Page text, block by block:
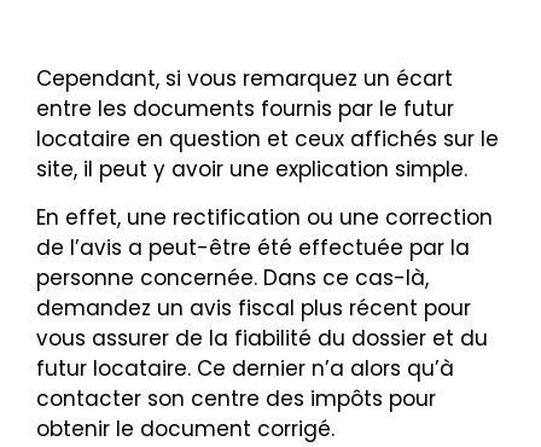
Cependant, si vous remarquez un écart
entre les documents fournis par le futur
locataire en question et ceux affichés sur le
site, il peut y avoir une explication simple.
En effet, une rectification ou une correction
de l’avis a peut-être été effectuée par la
personne concernée. Dans ce cas-là,
demandez un avis fiscal plus récent pour
vous assurer de la fiabilité du dossier et du
futur locataire. Ce dernier n’a alors qu’à
contacter son centre des impôts pour
obtenir le document corrigé.